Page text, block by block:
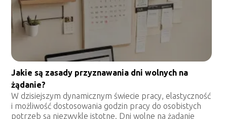
Jakie są zasady przyznawania dni wolnych na
żądanie?
W dzisiejszym dynamicznym świecie pracy, elastyczność
i możliwość dostosowania godzin pracy do osobistych
potrzeb są niezwykle istotne. Dni wolne na żądanie